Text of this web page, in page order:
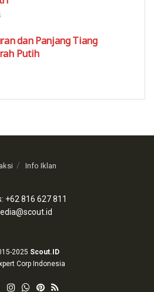
dan Panjang Tiang
Putih
Info Iklan
+62 816 627 811
2025 Scout.ID
Corp Indonesia